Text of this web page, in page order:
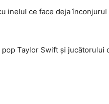
inelul ce face deja
Taylor Swift şi jucătorului